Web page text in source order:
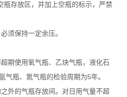
瓶存放区，并加上空瓶的标示，严禁
须保持一定余压。
期使用氧气瓶、乙炔气瓶，液化石
气瓶、氮气瓶的检验周期为5年。
外的气瓶存放间。对日用气量不超